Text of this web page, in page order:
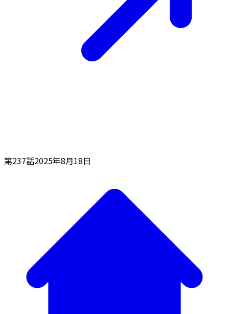
第237話2025年8月18日